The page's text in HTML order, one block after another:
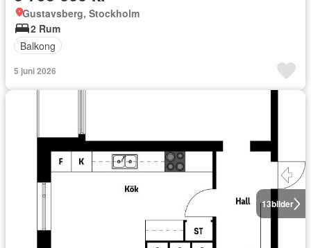
Gustavsberg, Stockholm
2 Rum
Balkong
5 juni 2026
13bilder